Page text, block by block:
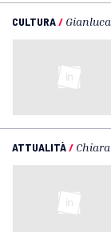
CULTURA/
ATTUALITÀ/